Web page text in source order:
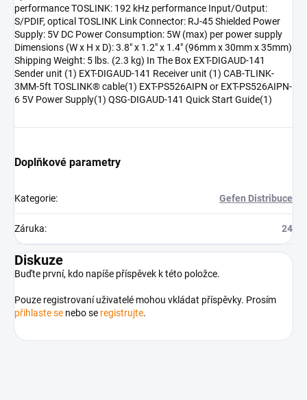
performance TOSLINK: 192 kHz performance Input/Output:
S/PDIF, optical TOSLINK Link Connector: RJ-45 Shielded Power
Supply: 5V DC Power Consumption: 5W (max) per power supply
Dimensions (W x H x D): 3.8" x 1.2" x 1.4" (96mm x 30mm x 35mm)
Shipping Weight: 5 lbs. (2.3 kg) In The Box EXT-DIGAUD-141
Sender unit (1) EXT-DIGAUD-141 Receiver unit (1) CAB-TLINK-
3MM-5ft TOSLINK® cable(1) EXT-PS526AIPN or EXT-PS526AIPN-
6 5V Power Supply(1) QSG-DIGAUD-141 Quick Start Guide(1)
Doplňkové parametry
Kategorie: Gefen Distribuce
Záruka: 24
Diskuze
Buďte první, kdo napíše příspěvek k této položce.
Pouze registrovaní uživatelé mohou vkládat příspěvky. Prosím
přihlaste se nebo se registrujte.